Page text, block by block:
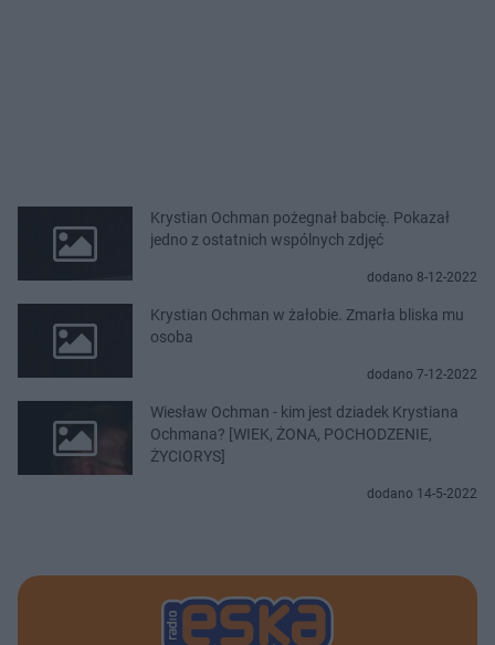
Krystian Ochman pożegnał babcię. Pokazał
jedno z ostatnich wspólnych zdjęć
dodano 8-12-2022
Krystian Ochman w żałobie. Zmarła bliska mu
osoba
dodano 7-12-2022
Wiesław Ochman - kim jest dziadek Krystiana
Ochmana? [WIEK, ŻONA, POCHODZENIE,
ŻYCIORYS]
dodano 14-5-2022